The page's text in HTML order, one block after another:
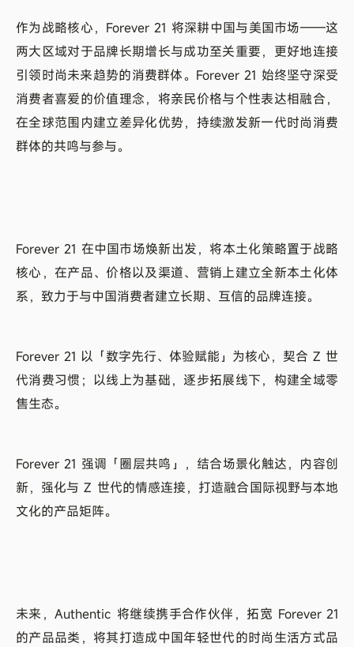
作为战略核心，Forever 21 将深耕中国与美国市场——这
两大区域对于品牌长期增长与成功至关重要，更好地连接
引领时尚未来趋势的消费群体。Forever 21 始终坚守深受
消费者喜爱的价值理念，将亲民价格与个性表达相融合，
在全球范围内建立差异化优势，持续激发新一代时尚消费
群体的共鸣与参与。
Forever 21 在中国市场焕新出发，将本土化策略置于战略
核心，在产品、价格以及渠道、营销上建立全新本土化体
系，致力于与中国消费者建立长期、互信的品牌连接。
Forever 21 以「数字先行、体验赋能」为核心，契合 Z 世
代消费习惯；以线上为基础，逐步拓展线下，构建全域零
售生态。
Forever 21 强调「圈层共鸣」，结合场景化触达，内容创
新，强化与 Z 世代的情感连接，打造融合国际视野与本地
文化的产品矩阵。
未来，Authentic 将继续携手合作伙伴，拓宽 Forever 21
的产品品类，将其打造成中国年轻世代的时尚生活方式品